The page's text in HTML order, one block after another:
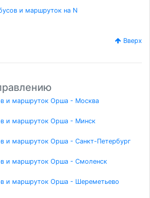
и маршруток на N
Вверх
и маршруток Орша - Москва
и маршруток Орша - Минск
и маршруток Орша - Санкт-Петербург
и маршруток Орша - Смоленск
и маршруток Орша - Шереметьево